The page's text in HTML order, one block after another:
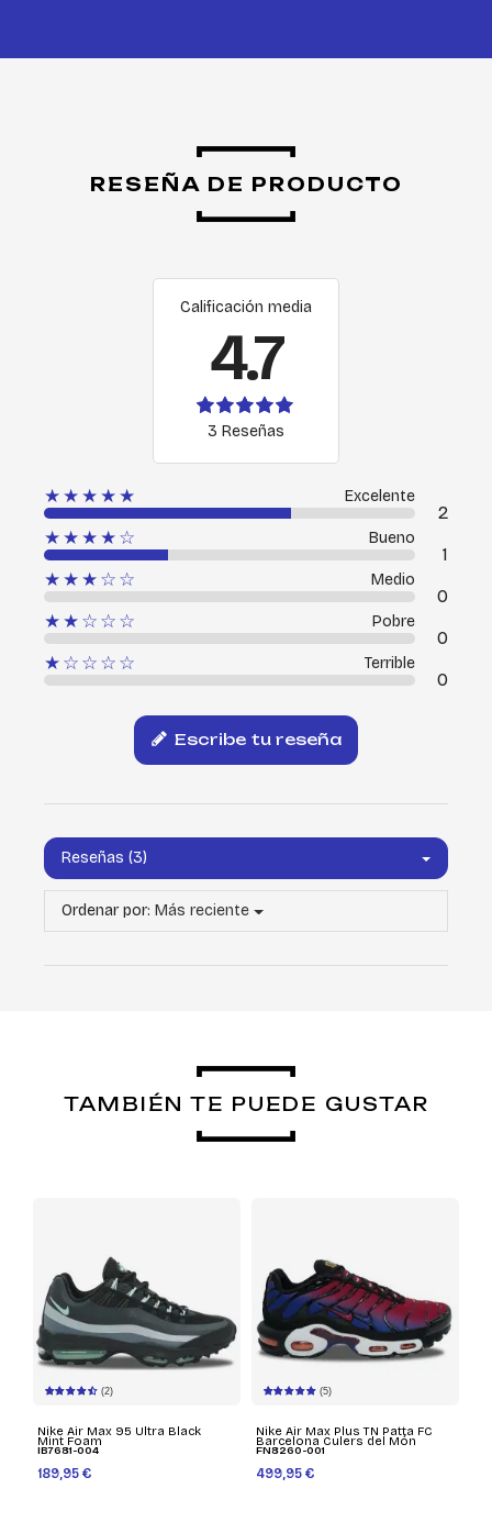
RESEÑA DE PRODUCTO
Calificación media
4.7
3 Reseñas
★★★★★ Excelente
2
★★★★☆
Bueno
1
★★★☆☆
Medio
0
★★☆☆☆
Pobre
0
★☆☆☆☆
Terrible
0
Escribe tu reseña
Reseñas (3)
Ordenar por: Más reciente
TAMBIÉN TE PUEDE GUSTAR
(2)
Nike Air Max 95 Ultra Black
Mint Foam
IB7681-004
189,95 €
(5)
Nike Air Max Plus TN Patta FC
Barcelona Culers del Món
FN8260-001
499,95 €